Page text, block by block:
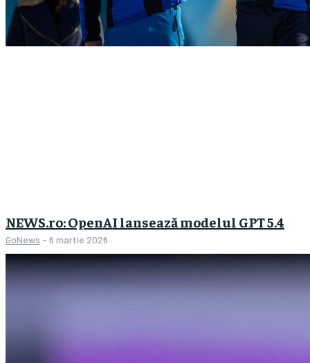
NEWS.ro: OpenAI lansează modelul GPT 5.4
GoNews - 6 martie 2026